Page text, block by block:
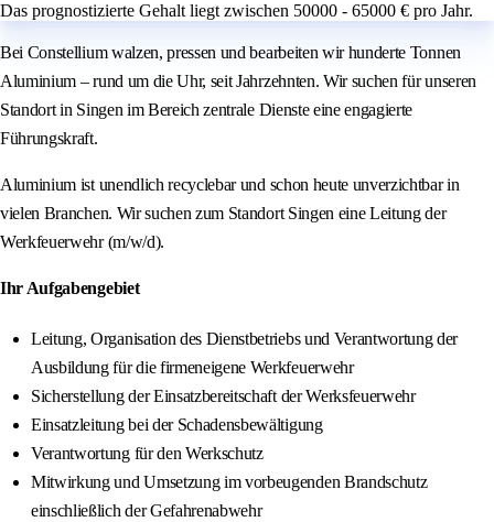
Das prognostizierte Gehalt liegt zwischen 50000 - 65000 € pro Jahr.
Bei Constellium walzen, pressen und bearbeiten wir hunderte Tonnen
Aluminium – rund um die Uhr, seit Jahrzehnten. Wir suchen für unseren
Standort in Singen im Bereich zentrale Dienste eine engagierte
Führungskraft.
Aluminium ist unendlich recyclebar und schon heute unverzichtbar in
vielen Branchen. Wir suchen zum Standort Singen eine Leitung der
Werkfeuerwehr (m/w/d).
Ihr Aufgabengebiet
Leitung, Organisation des Dienstbetriebs und Verantwortung der
Ausbildung für die firmeneigene Werkfeuerwehr
Sicherstellung der Einsatzbereitschaft der Werksfeuerwehr
Einsatzleitung bei der Schadensbewältigung
Verantwortung für den Werkschutz
Mitwirkung und Umsetzung im vorbeugenden Brandschutz
einschließlich der Gefahrenabwehr